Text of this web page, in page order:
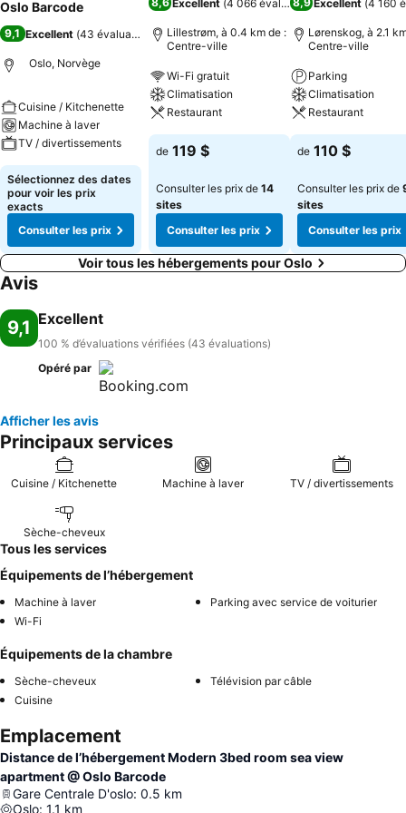
Oslo Barcode
9,1 Excellent (43 évaluations)
Oslo, Norvège
Cuisine / Kitchenette
Machine à laver
TV / divertissements
Sélectionnez des dates
pour voir les prix
exacts
Consulter les prix
Excellent (4 066 évaluations)
Lillestrøm, à 0.4 km de :
Centre-ville
Wi-Fi gratuit
Climatisation
Restaurant
de 119 $
Consulter les prix de 14
sites
Consulter les prix
Excellent (4 160
Lørenskog, à 2.1
Centre-ville
Parking
Climatisation
Restaurant
de 110 $
Consulter les prix de
sites
Consulter les prix
Voir tous les hébergements pour Oslo
Avis
9,1 Excellent
100 % d’évaluations vérifiées (43 évaluations)
Opéré par
Afficher les avis
Principaux services
Cuisine / Kitchenette Machine à laver TV / divertissements
Sèche-cheveux
Tous les services
Équipements de l’hébergement
Machine à laver
Parking avec service de voiturier
Wi-Fi
Équipements de la chambre
Sèche-cheveux
Télévision par câble
Cuisine
Emplacement
Distance de l’hébergement Modern 3bed room sea view
apartment @ Oslo Barcode
Gare Centrale D'oslo: 0.5 km
Oslo: 1.1 km